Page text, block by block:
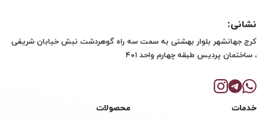
نشانی:
کرج جهانشهر بلوار بهشتی به سمت سه راه گوهردشت نبش خیابان شریفی
، ساختمان پردیس طبقه چهارم واحد ۴۰۱
خدمات محصولات